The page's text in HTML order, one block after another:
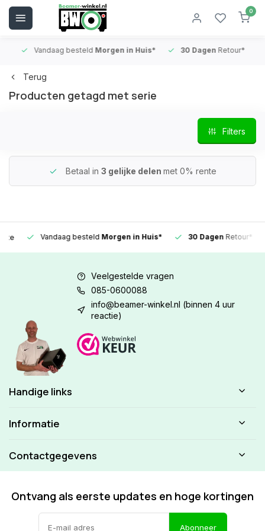
0
Vandaag besteldMorgen in Huis* 30 DagenRetour*
Terug
Producten getagd met serie
Filters
Betaal in 3 gelijke delen met 0% rente
Vandaag besteldMorgen in Huis* 30 DagenRetour*
Veelgestelde vragen
085-0600088
info@beamer-winkel.nl (binnen 4 uur
reactie)
Handige links
Informatie
Contactgegevens
Ontvang als eerste updates en hoge kortingen
Abonneer